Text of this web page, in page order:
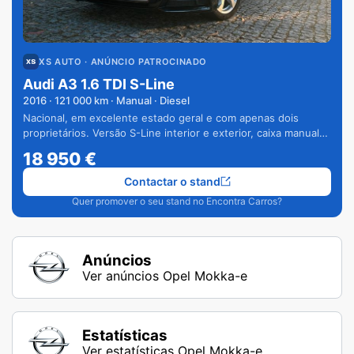
XS AUTO · ANÚNCIO PATROCINADO
Audi A3 1.6 TDI S-Line
2016 · 121 000 km · Manual · Diesel
Nacional, em excelente estado geral e com apenas dois
proprietários. Versão S-Line interior e exterior, caixa manual
18 950€
Quer promover o seu stand no Encontra Carros?
Contactar o stand
Anúncios
Ver anúncios Opel Mokka-e
Estatísticas
Ver estatísticas Opel Mokka-e